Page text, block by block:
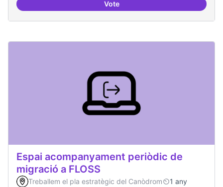
VoteEspai grades democràtiques
Espai acompanyament periòdic de
migració a FLOSS
Treballem el pla estratègic del Canòdrom
1 any